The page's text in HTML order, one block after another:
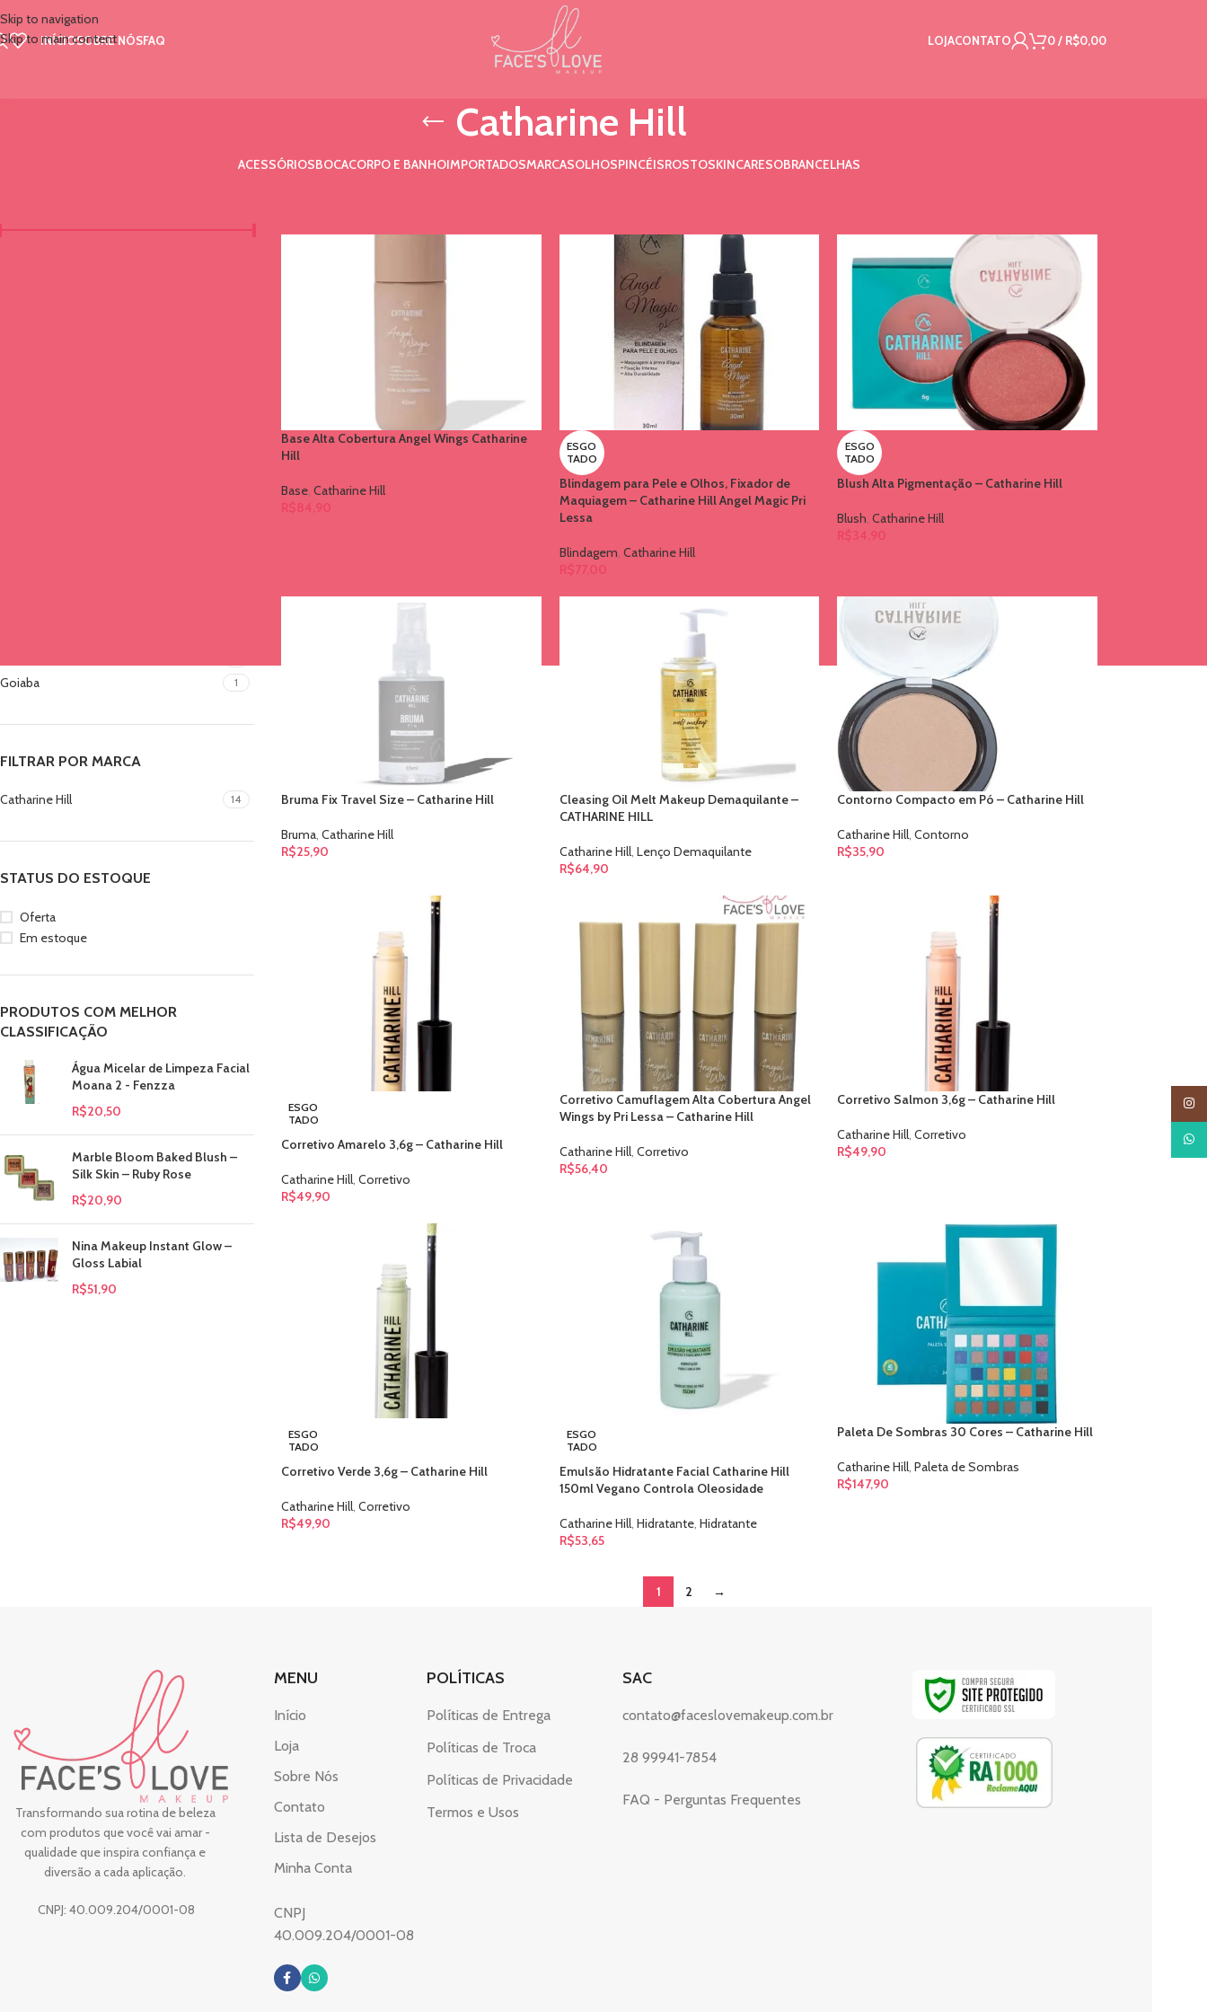
Skip to navigation
Skip to main content
INÍCIOSOBRE NÓSFAQ LOJACONTATO 0/ R$0,00
Catharine Hill
ACESSÓRIOSBOCACORPO E BANHOIMPORTADOSMARCASOLHOSPINCÉISROSTOSKINCARESOBRANCELHAS
Goiaba 1
FILTRAR POR MARCA
Catharine Hill 14
STATUS DO ESTOQUE
Oferta
Em estoque
PRODUTOS COM MELHOR
CLASSIFICAÇÃO
Água Micelar de Limpeza Facial
Moana 2 - Fenzza
R$20,50
Marble Bloom Baked Blush –
Silk Skin – Ruby Rose
R$20,90
Nina Makeup Instant Glow –
Gloss Labial
R$51,90
Base Alta Cobertura Angel Wings Catharine
Hill
Base, Catharine Hill
R$84,90
ESGO
TADO
Blindagem para Pele e Olhos, Fixador de
Maquiagem – Catharine Hill Angel Magic Pri
Lessa
Blindagem, Catharine Hill
R$77,00
ESGO
TADO
Blush Alta Pigmentação – Catharine Hill
Blush, Catharine Hill
R$34,90
Bruma Fix Travel Size – Catharine Hill
Bruma, Catharine Hill
R$25,90
Cleasing Oil Melt Makeup Demaquilante –
CATHARINE HILL
Catharine Hill, Lenço Demaquilante
R$64,90
Contorno Compacto em Pó – Catharine Hill
Catharine Hill, Contorno
R$35,90
ESGO
TADO
Corretivo Amarelo 3,6g – Catharine Hill
Catharine Hill, Corretivo
R$49,90
Corretivo Camuflagem Alta Cobertura Angel
Wings by Pri Lessa – Catharine Hill
Catharine Hill, Corretivo
R$56,40
Corretivo Salmon 3,6g – Catharine Hill
Catharine Hill, Corretivo
R$49,90
ESGO
TADO
Corretivo Verde 3,6g – Catharine Hill
Catharine Hill, Corretivo
R$49,90
ESGO
TADO
Emulsão Hidratante Facial Catharine Hill
150ml Vegano Controla Oleosidade
Catharine Hill, Hidratante, Hidratante
R$53,65
Paleta De Sombras 30 Cores – Catharine Hill
Catharine Hill, Paleta de Sombras
R$147,90
1 2 →
Transformando sua rotina de beleza
com produtos que você vai amar -
qualidade que inspira confiança e
diversão a cada aplicação.
CNPJ: 40.009.204/0001-08
MENU
Início
Loja
Sobre Nós
Contato
Lista de Desejos
Minha Conta
CNPJ
40.009.204/0001-08
POLÍTICAS
Políticas de Entrega
Políticas de Troca
Políticas de Privacidade
Termos e Usos
SAC
contato@faceslovemakeup.com.br
28 99941-7854
FAQ - Perguntas Frequentes